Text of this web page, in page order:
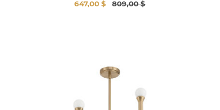
647,00 $ 809,00 $